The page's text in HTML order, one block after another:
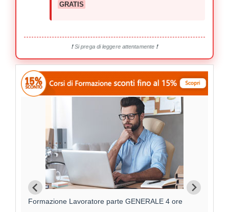
GRATIS
❗ Si prega di leggere attentamente ❗
Formazione Lavoratore parte GENERALE 4 ore